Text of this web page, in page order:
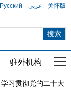
Русский عربي 关怀版
驻外机构 国
学习贯彻党的二十大